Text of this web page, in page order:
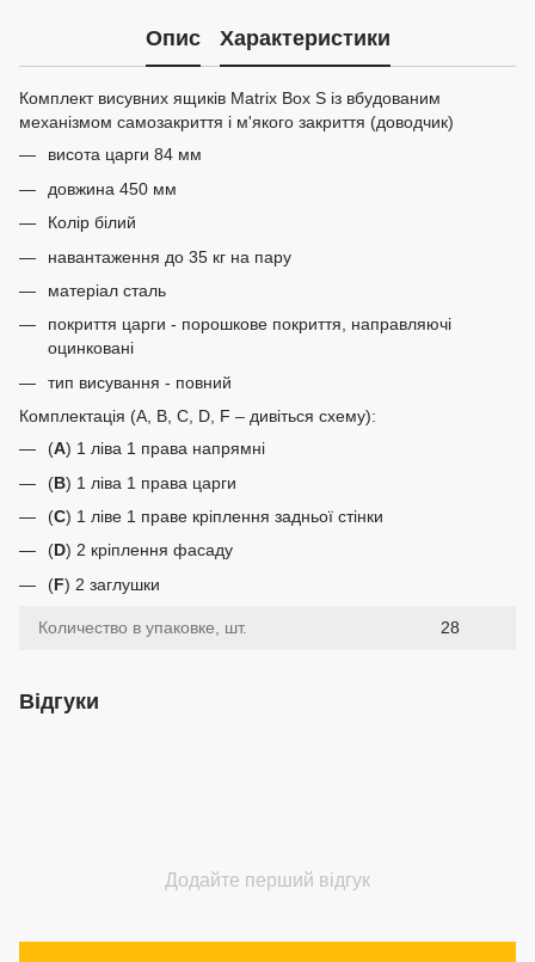
Опис Характеристики
Комплект висувних ящиків Matrix Box S із вбудованим
механізмом самозакриття і м'якого закриття (доводчик)
висота царги 84 мм
довжина 450 мм
Колір білий
навантаження до 35 кг на пару
матеріал сталь
покриття царги - порошкове покриття, направляючі
оцинковані
тип висування - повний
Комплектація (A, B, C, D, F – дивіться схему):
(A) 1 ліва 1 права напрямні
(B) 1 ліва 1 права царги
(C) 1 ліве 1 праве кріплення задньої стінки
(D) 2 кріплення фасаду
(F) 2 заглушки
Количество в упаковке, шт. 28
Відгуки
Додайте перший відгук